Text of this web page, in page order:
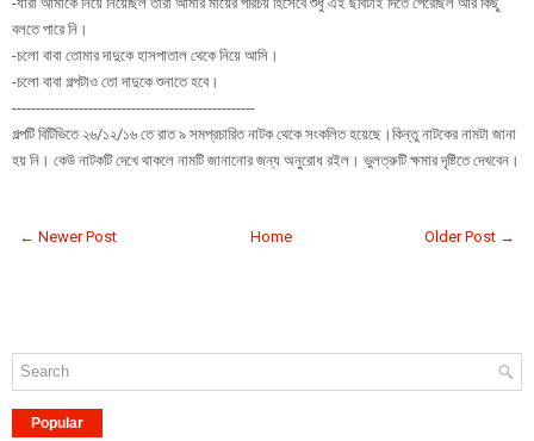
বলতে পারে নি।
-চলো বাবা তোমার দাদুকে হাসপাতাল থেকে নিয়ে আসি।
-চলো বাবা গল্পটাও তো দাদুকে শুনাতে হবে।
---------------------------------------------------
গল্পটি বিটিভিতে ২৬/১২/১৬ তে রাত ৯ সমপ্রচারিত নাটক থেকে সংকলিত হয়েছে।কিন্তু নাটকের নামটা জানা
হয় নি। কেউ নাটকটি দেখে থাকলে নামটি জানানোর জন্য অনুরোধ রইল। ভুলত্রুটি ক্ষমার দৃষ্টিতে দেখবেন।
← Newer Post Older Post →
Home
Popular